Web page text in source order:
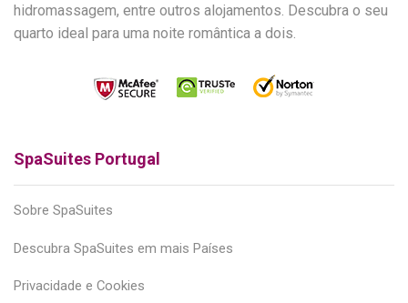
hidromassagem, entre outros alojamentos. Descubra o seu
quarto ideal para uma noite romântica a dois.
SpaSuites Portugal
Sobre SpaSuites
Descubra SpaSuites em mais Países
Privacidade e Cookies